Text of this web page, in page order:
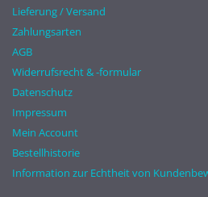
Lieferung / Versand
Zahlungsarten
AGB
Widerrufsrecht & -formular
Datenschutz
Impressum
Mein Account
Bestellhistorie
Information zur Echtheit von